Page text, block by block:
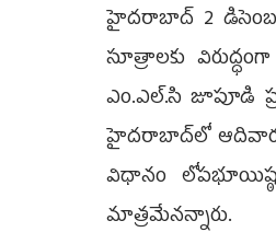
హైదరాబాద్ 2 డిసెంబర్
సూత్రాలకు
ఎం.ఎల్.సి జూపూడి
హైదరాబాద్‌లో
విధానం
మాత్రమేనన్నారు.